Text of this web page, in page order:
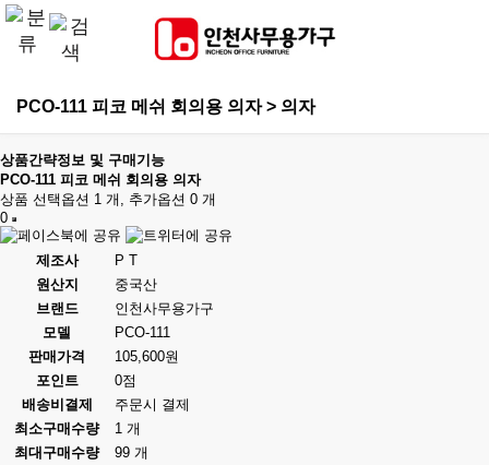
PCO-111 피코 메쉬 회의용 의자 > 의자
상품간략정보 및 구매기능
PCO-111 피코 메쉬 회의용 의자
상품 선택옵션 1 개, 추가옵션 0 개
0
제조사
P T
원산지
중국산
브랜드
인천사무용가구
모델
PCO-111
판매가격
105,600원
포인트
0점
배송비결제
주문시 결제
최소구매수량
1 개
최대구매수량
99 개